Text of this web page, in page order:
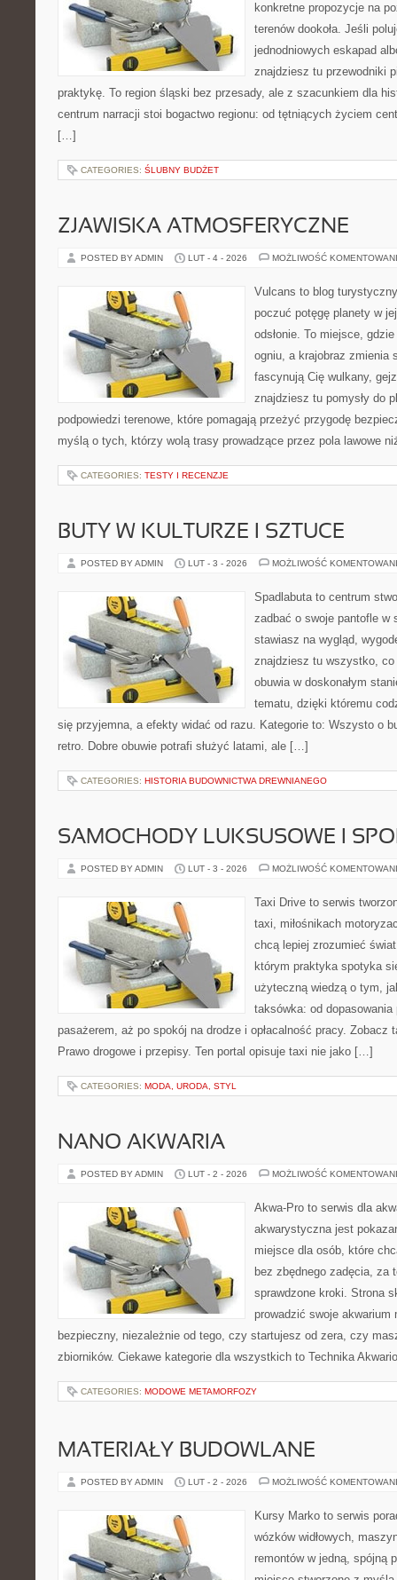
konkretne propozycje na
terenów dookoła. Jeśli
jednodniowych eskapad
znajdziesz tu przewodniki
praktykę. To region śląski bez przesady, ale z szacunkiem dla
centrum narracji stoi bogactwo regionu: od tętniących życiem
[…]
CATEGORIES: ŚLUBNY BUDŻET
ZJAWISKA ATMOSFERYCZNE
POSTED BY ADMIN LUT - 4 - 2026 MOŻLIWOŚĆ
Vulcans to blog
poczuć potęgę planety w
odsłonie. To miejsce,
ogniu, a krajobraz zmienia
fascynują Cię wulkany,
znajdziesz tu pomysły do
podpowiedzi terenowe, które pomagają przeżyć przygodę
myślą o tych, którzy wolą trasy prowadzące przez pola lawowe
CATEGORIES: TESTY I RECENZJE
BUTY W KULTURZE I SZTUCE
POSTED BY ADMIN LUT - 3 - 2026 MOŻLIWOŚĆ
Spadlabuta to centrum
zadbać o swoje pantofle w
stawiasz na wygląd,
znajdziesz tu wszystko,
obuwia w doskonałym
tematu, dzięki któremu
się przyjemna, a efekty widać od razu. Kategorie to: Wszysto o
retro. Dobre obuwie potrafi służyć latami, ale […]
CATEGORIES: HISTORIA BUDOWNICTWA DREWNIANEGO
SAMOCHODY LUKSUSOWE I
POSTED BY ADMIN LUT - 3 - 2026 MOŻLIWOŚĆ
Taxi Drive to serwis
taxi, miłośnikach
chcą lepiej zrozumieć
którym praktyka spotyka
użyteczną wiedzą o tym,
taksówka: od
pasażerem, aż po spokój na drodze i opłacalność pracy. Zobacz
Prawo drogowe i przepisy. Ten portal opisuje taxi nie jako […]
CATEGORIES: MODA, URODA, STYL
NANO AKWARIA
POSTED BY ADMIN LUT - 2 - 2026 MOŻLIWOŚĆ
Akwa-Pro to serwis dla
akwarystyczna jest
miejsce dla osób, które
bez zbędnego zadęcia, za
sprawdzone kroki. Strona
prowadzić swoje akwarium
bezpieczny, niezależnie od tego, czy startujesz od zera, czy
zbiorników. Ciekawe kategorie dla wszystkich to Technika
CATEGORIES: MODOWE METAMORFOZY
MATERIAŁY BUDOWLANE
POSTED BY ADMIN LUT - 2 - 2026 MOŻLIWOŚĆ
Kursy Marko to serwis
wózków widłowych,
remontów w jedną, spójną